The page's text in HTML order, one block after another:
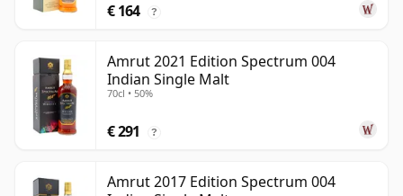
€ 164 ?
Amrut 2021 Edition Spectrum 004
Indian Single Malt
70cl • 50%
€ 291 ?
Amrut 2017 Edition Spectrum 004